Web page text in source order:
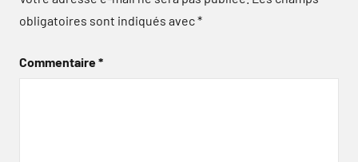
obligatoires sont indiqués avec*
Commentaire*